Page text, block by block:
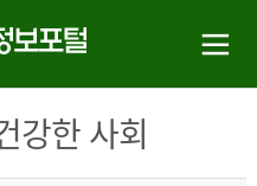
강한 사회